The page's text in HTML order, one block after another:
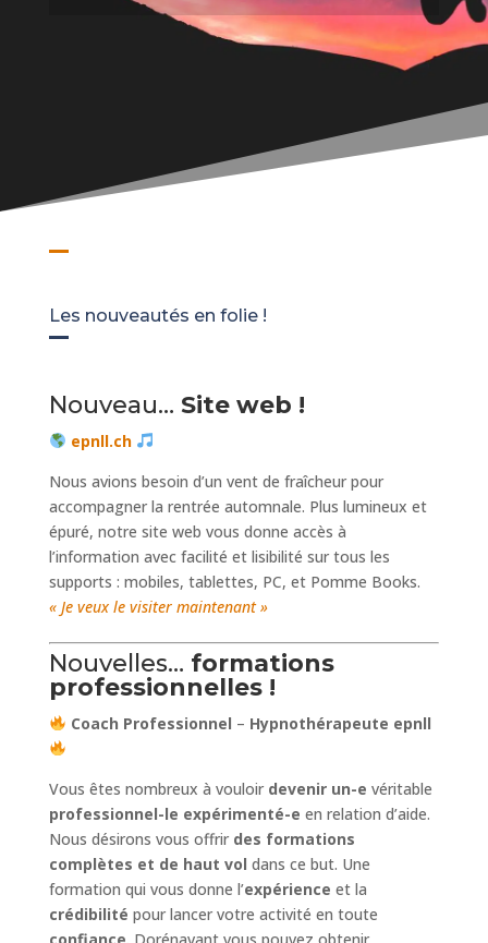
Les nouveautés en folie !
Nouveau… Site web !
epnll.ch
Nous avions besoin d’un vent de fraîcheur pour
accompagner la rentrée automnale. Plus lumineux et
épuré, notre site web vous donne accès à
l’information avec facilité et lisibilité sur tous les
supports : mobiles, tablettes, PC, et Pomme Books.
« Je veux le visiter maintenant »
Nouvelles… formations
professionnelles !
Coach Professionnel – Hypnothérapeute epnll
Vous êtes nombreux à vouloirdevenir un-e véritable
professionnel-le expérimenté-e en relation d’aide.
Nous désirons vous offrir des formations
complètes et de haut vol dans ce but. Une
formation qui vous donne l’expérience et la
crédibilité pour lancer votre activité en toute